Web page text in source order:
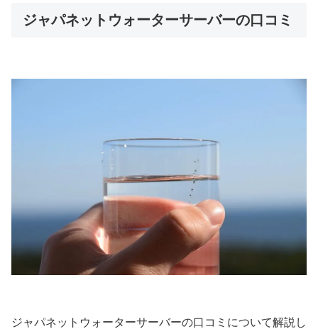
ジャパネットウォーターサーバーの口コミ
ジャパネットウォーターサーバーの口コミについて解説し